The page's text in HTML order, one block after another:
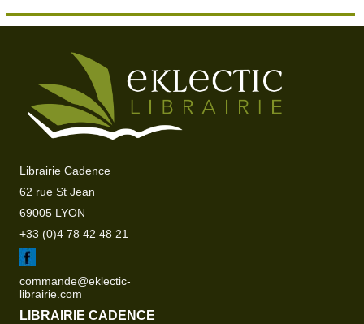
Librairie Cadence
62 rue St Jean
69005 LYON
+33 (0)4 78 42 48 21
commande@eklectic-
librairie.com
LIBRAIRIE CADENCE